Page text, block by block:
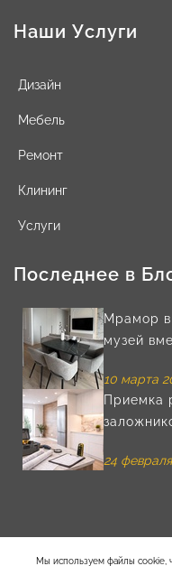
Наши Услуги
Дизайн
Мебель
Ремонт
Клининг
Услуги
Последнее в
Мрамор в
музей
10 марта
Приемка
24
Мы используем файлы cookie,